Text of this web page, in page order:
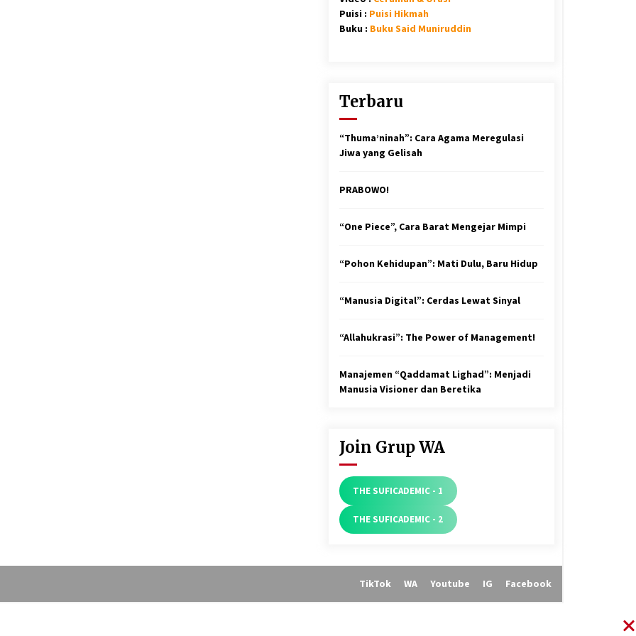
Puisi : Puisi Hikmah
Buku : Buku Said Muniruddin
Terbaru
“Thuma’ninah”: Cara Agama Meregulasi
Jiwa yang Gelisah
PRABOWO!
“One Piece”, Cara Barat Mengejar Mimpi
“Pohon Kehidupan”: Mati Dulu, Baru Hidup
“Manusia Digital”: Cerdas Lewat Sinyal
“Allahukrasi”: The Power of Management!
Manajemen “Qaddamat Lighad”: Menjadi
Manusia Visioner dan Beretika
Join Grup WA
THE SUFICADEMIC - 1
THE SUFICADEMIC - 2
TikTok WA Youtube IG Facebook